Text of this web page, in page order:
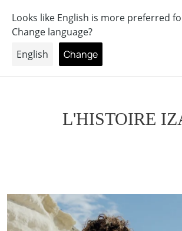
AU CONTENU
L'HISTOIRE